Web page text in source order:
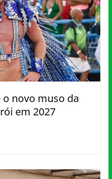
o novo muso da
em 2027